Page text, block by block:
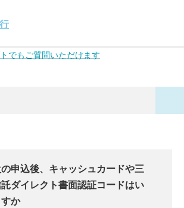
でもご質問いただけます
申込後、キャッシュカードや三
ダイレクト書面認証コードはい
か